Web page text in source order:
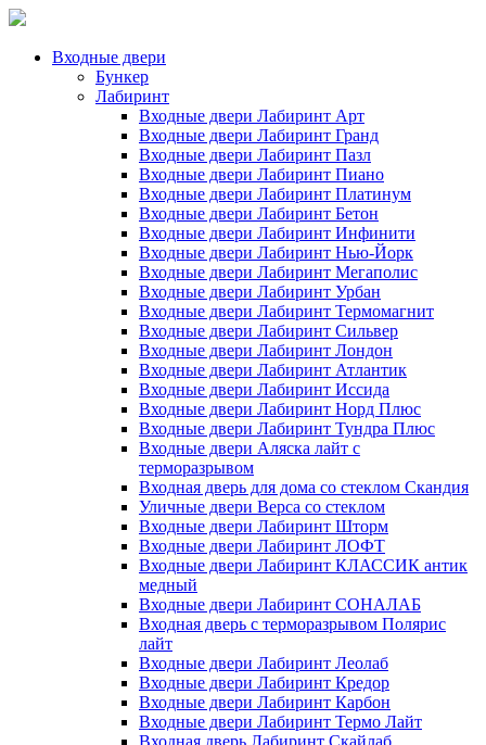
Входные двери
Бункер
Лабиринт
Входные двери Лабиринт Арт
Входные двери Лабиринт Гранд
Входные двери Лабиринт Пазл
Входные двери Лабиринт Пиано
Входные двери Лабиринт Платинум
Входные двери Лабиринт Бетон
Входные двери Лабиринт Инфинити
Входные двери Лабиринт Нью-Йорк
Входные двери Лабиринт Мегаполис
Входные двери Лабиринт Урбан
Входные двери Лабиринт Термомагнит
Входные двери Лабиринт Сильвер
Входные двери Лабиринт Лондон
Входные двери Лабиринт Атлантик
Входные двери Лабиринт Иссида
Входные двери Лабиринт Норд Плюс
Входные двери Лабиринт Тундра Плюс
Входные двери Аляска лайт с
терморазрывом
Входная дверь для дома со стеклом Скандия
Уличные двери Верса со стеклом
Входные двери Лабиринт Шторм
Входные двери Лабиринт ЛОФТ
Входные двери Лабиринт КЛАССИК антик
медный
Входные двери Лабиринт СОНАЛАБ
Входная дверь с терморазрывом Полярис
лайт
Входные двери Лабиринт Леолаб
Входные двери Лабиринт Кредор
Входные двери Лабиринт Карбон
Входные двери Лабиринт Термо Лайт
Входная дверь Лабиринт Скайлаб